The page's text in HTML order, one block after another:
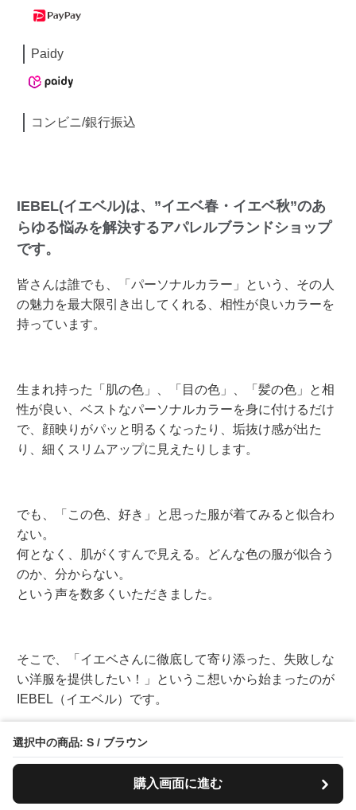
選択中の商品: S / ブラウン
購入画面に進む
Paidy
コンビニ/銀行振込
IEBEL(イエベル)は、”イエベ春・イエベ秋”のあ
らゆる悩みを解決するアパレルブランドショップ
です。
皆さんは誰でも、「パーソナルカラー」という、その人
の魅力を最大限引き出してくれる、相性が良いカラーを
持っています。
生まれ持った「肌の色」、「目の色」、「髪の色」と相
性が良い、ベストなパーソナルカラーを身に付けるだけ
で、顔映りがパッと明るくなったり、垢抜け感が出た
り、細くスリムアップに見えたりします。
でも、「この色、好き」と思った服が着てみると似合わ
ない。
何となく、肌がくすんで見える。どんな色の服が似合う
のか、分からない。
という声を数多くいただきました。
そこで、「イエベさんに徹底して寄り添った、失敗しな
い洋服を提供したい！」というこ想いから始まったのが
IEBEL（イエベル）です。
今まで気づかなった、眠っていた透明感が目覚め、小顔
や着痩せ効果が叶い、いまのワタシをもっと好きになる
「絶対に外さないファッション体験」を、IEBEL（イエ